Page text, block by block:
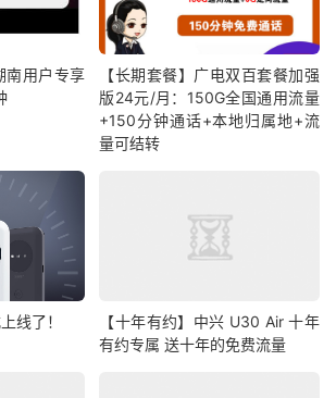
南用户专享
【长期套餐】广电双百套餐加强
版24元/月：150G全国通用流量
+150分钟通话+本地归属地+流
量可结转
线了！
【十年有约】中兴 U30 Air 十年
有约专属 送十年的免费流量